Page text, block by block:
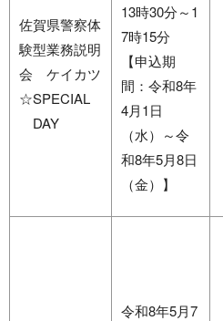
佐賀県警察体
験型業務説明
会 ケイカツ
☆SPECIAL
DAY
13時30分～1
7時15分
【申込期
間：令和8年
4月1日
（水）～令
和8年5月8日
（金）】
令和8年5月7